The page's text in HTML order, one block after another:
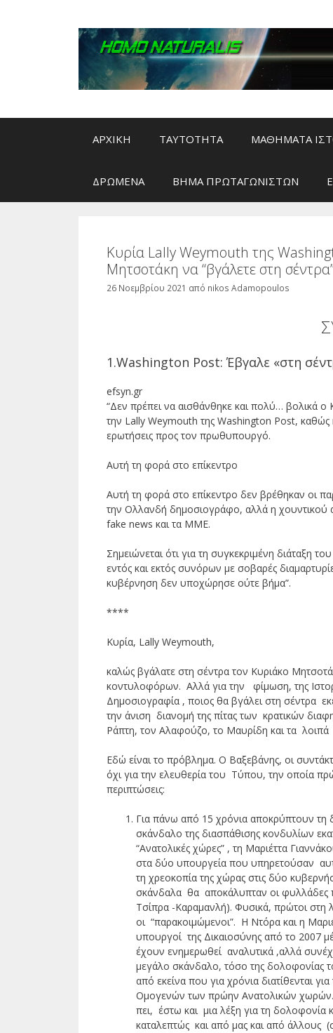
ΑΡΧΙΚΗ ΤΑΥΤΟΤΗΤΑ ΜΑΘΗΜΑΤΑ
ΔΡΩΜΕΝΑ ΒΗΜΑ ΠΡΩΤΑΓΩΝΙΣΤΩΝ
Κυρία Lally Weymouth της
Μητσοτάκη να “βγάλετε στη
26 Νοεμβρίου 2021 από nikos Adamopoulos
1.Washington Post: Έβγαλε «στη
efsyn.gr
“Δεν πρέπει να αισθάνθηκε και πολύ… βολικά ο
την Lally Weymouth της Washington Post, καθώς
ερωτήσεις προς τον πρωθυπουργό.
Αυτή τη φορά στο επίκεντρο
Αυτή τη φορά στο επίκεντρο δεν βρέθηκαν οι
την Ολλανδή δημοσιογράφο, αλλά η
fake news και τα ΜΜΕ.
Σημειώνεται ότι για τη συγκεκριμένη διάταξη
εντός και εκτός συνόρων με σοβαρές
κυβέρνηση δεν υποχώρησε ούτε βήμα”.
****
Κυρία, Lally Weymouth,
καλώς βγάλατε στη σέντρα τον Κυριάκο
κοντυλοφόρων. Αλλά για την φίμωση, της
Δημοσιογραφία , ποιος θα βγάλει στη σέντρα
την άνιση διανομή της πίτας των κρατικών
Ράπτη, τον Αλαφούζο, το Μαυρίδη και τα λοιπά
Εδώ είναι το πρόβλημα. Ο Βαξεβάνης, οι
όχι για την ελευθερία του Τύπου, την οποία
περιπτώσεις:
Για πάνω από 15 χρόνια αποκρύπτουν
σκάνδαλο της διασπάθισης κονδυλίων
“Ανατολικές χώρες” , τη Μαριέττα
στα δύο υπουργεία που υπηρετούσαν
τη χρεοκοπία της χώρας στις δύο
σκάνδαλα θα αποκάλυπταν οι φυλλάδες
Τσίπρα -Καραμανλή). Φυσικά, πρώτοι
οι “παρακοιμώμενοι”. Η Ντόρα και η
υπουργοί της Δικαιοσύνης από το 2007
έχουν ενημερωθεί αναλυτικά ,αλλά
μεγάλο σκάνδαλο, τόσο της δολοφονίας
από εκείνα που για χρόνια διατίθενται
Ομογενών των πρώην Ανατολικών
πει, έστω και μια λέξη για τη
καταλεπτώς και από μας και από άλλους